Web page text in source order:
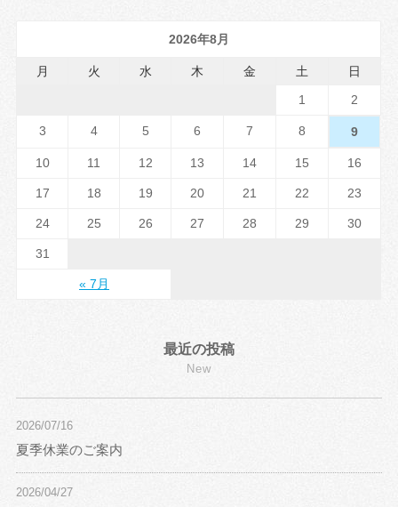
2026年8月
月 火 水 木 金 土 日
« 7月
1 2
3 4 5 6 7 8 9
10 11 12 13 14 15 16
17 18 19 20 21 22 23
24 25 26 27 28 29 30
31
最近の投稿
New
2026/07/16
夏季休業のご案内
2026/04/27